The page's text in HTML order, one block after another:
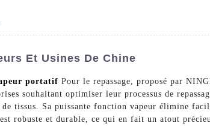
Et Usines De Chine
portatif Pour le repassage, proposé par
souhaitant optimiser leur processus de
tissus. Sa puissante fonction vapeur élimine
robuste et durable, ce qui en fait un atout